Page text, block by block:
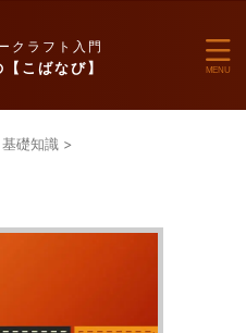
クラフト入門
こばなび】
礎知識 >